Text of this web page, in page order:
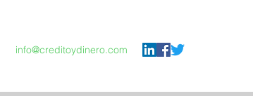
info@creditoydinero.com